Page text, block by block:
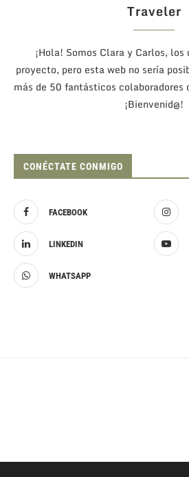
Traveler
¡Hola! Somos Clara y Carlos,
proyecto, pero esta web no sería
más de 50 fantásticos colaboradores
¡Bienvenid@!
CONÉCTATE CONMIGO
FACEBOOK
LINKEDIN
WHATSAPP